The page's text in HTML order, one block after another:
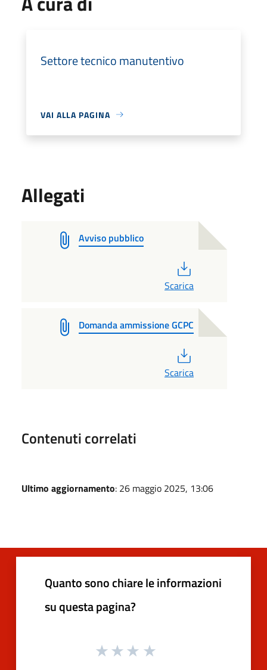
Settore tecnico manutentivo
VAI ALLA PAGINA
Allegati
Avviso pubblico
Scarica
Domanda ammissione GCPC
Scarica
Contenuti correlati
Ultimo aggiornamento: 26 maggio 2025, 13:06
Quanto sono chiare le informazioni
su questa pagina?